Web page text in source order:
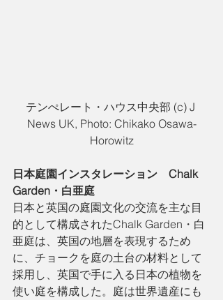
テンぺレート・ハウス中央部 (c) J
News UK, Photo: Chikako Osawa-
Horowitz
日本庭園インスタレーション　Chalk
Garden・白亜庭
日本と英国の庭園文化の交流を主な目
的として構成されたChalk Garden・白
亜庭は、英国の地層を表現するため
に、チョークを庭の土台の材料として
採用し、英国で手に入る日本の植物を
使い庭を構成した。庭は世界遺産にも